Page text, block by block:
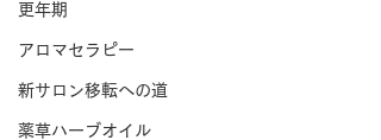
更年期
アロマセラピー
新サロン移転への道
薬草ハーブオイル